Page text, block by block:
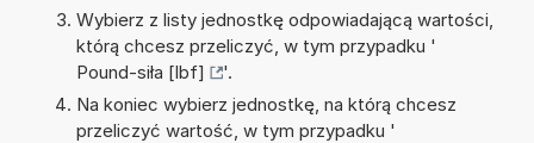
Wybierz z listy jednostkę odpowiadającą wartości,
którą chcesz przeliczyć, w tym przypadku '
Pound-siła [lbf]
'.
Na koniec wybierz jednostkę, na którą chcesz
przeliczyć wartość, w tym przypadku '